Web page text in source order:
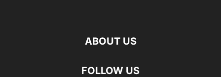
ABOUT US
FOLLOW US